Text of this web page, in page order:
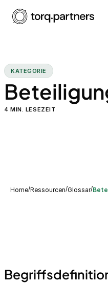
KATEGORIE
4 MIN. LESEZEIT
Home/Ressourcen/Glossar/